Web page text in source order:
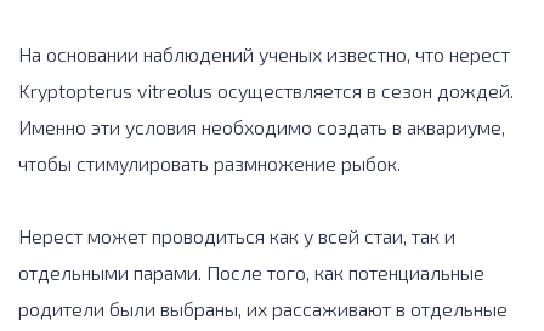
На основании наблюдений ученых известно, что нерест
Kryptopterus vitreolus осуществляется в сезон дождей.
Именно эти условия необходимо создать в аквариуме,
чтобы стимулировать размножение рыбок.
Нерест может проводиться как у всей стаи, так и
отдельными парами. После того, как потенциальные
родители были выбраны, их рассаживают в отдельные